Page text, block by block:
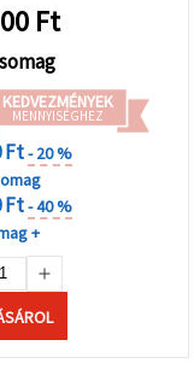
Ft
KEDVEZMÉNYEK
MENNYISÉGHEZ
Ft- 20 %
Ft- 40 %
+